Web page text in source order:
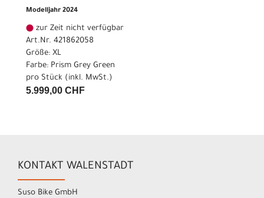
Modelljahr 2024
zur Zeit nicht verfügbar
Art.Nr. 421862058
Größe: XL
Farbe: Prism Grey Green
pro Stück (inkl. MwSt.)
5.999,00 CHF
KONTAKT WALENSTADT
Suso Bike GmbH